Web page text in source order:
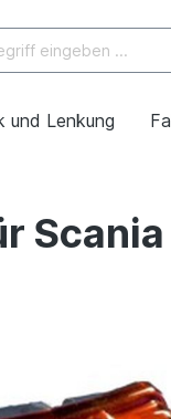
und Lenkung